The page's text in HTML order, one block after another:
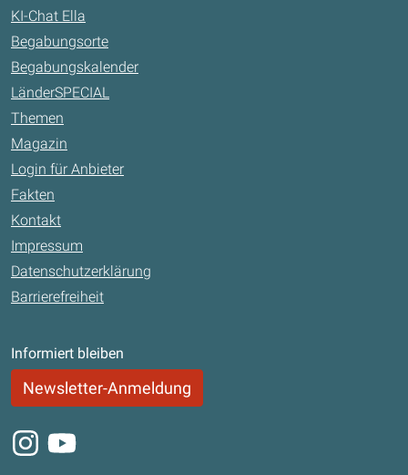
KI-Chat Ella
Begabungsorte
Begabungskalender
LänderSPECIAL
Themen
Magazin
Login für Anbieter
Fakten
Kontakt
Impressum
Datenschutzerklärung
Barrierefreiheit
Informiert bleiben
Newsletter-Anmeldung
Instagram
Youtube